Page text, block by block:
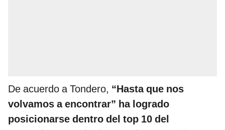
De acuerdo a Tondero, “Hasta que nos
volvamos a encontrar” ha logrado
posicionarse dentro del top 10 del